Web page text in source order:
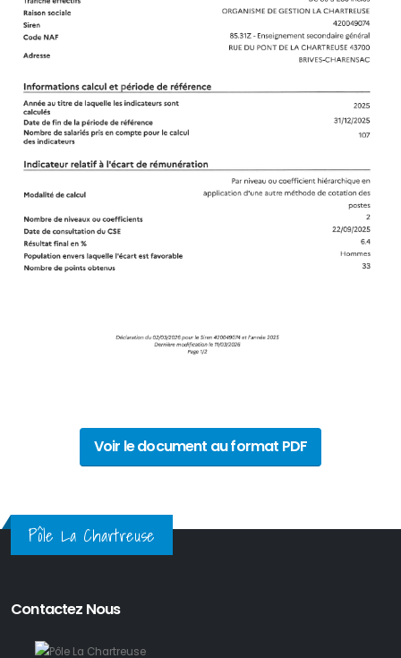
Voir le document au format PDF
Pôle La Chartreuse
Contactez Nous